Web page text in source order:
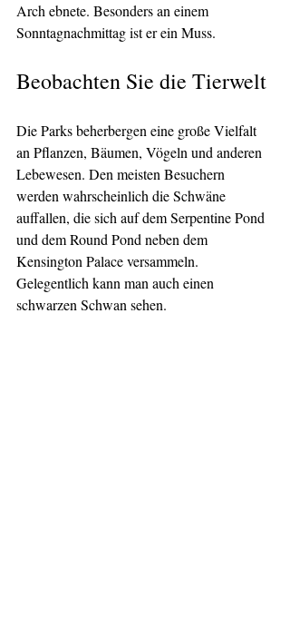
Arch ebnete. Besonders an einem
Sonntagnachmittag ist er ein Muss.
Beobachten Sie die Tierwelt
Die Parks beherbergen eine große Vielfalt
an Pflanzen, Bäumen, Vögeln und anderen
Lebewesen. Den meisten Besuchern
werden wahrscheinlich die Schwäne
auffallen, die sich auf dem Serpentine Pond
und dem Round Pond neben dem
Kensington Palace versammeln.
Gelegentlich kann man auch einen
schwarzen Schwan sehen.